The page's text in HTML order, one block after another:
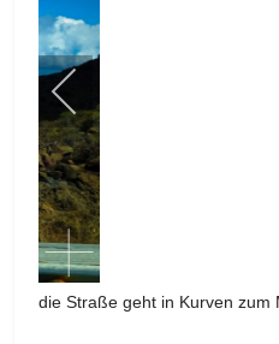
die Straße geht in Kurven zum